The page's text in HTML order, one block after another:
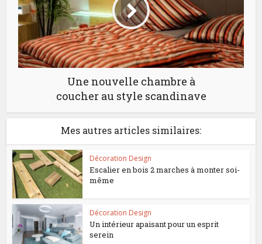
Une nouvelle chambre à
coucher au style scandinave
Mes autres articles similaires:
Décoration Design
Escalier en bois 2 marches à monter soi-
même
Décoration Design
Un intérieur apaisant pour un esprit
serein